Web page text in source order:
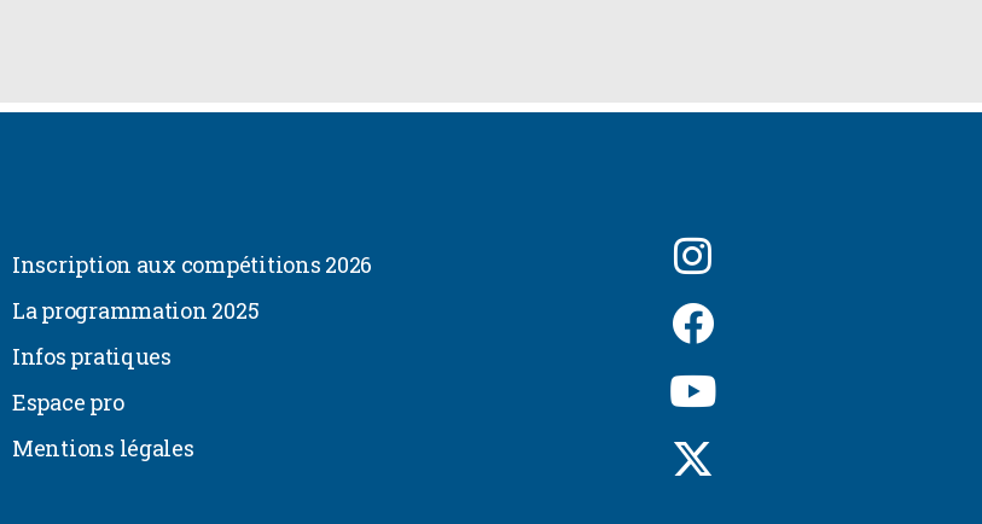
Inscription aux compétitions 2026
La programmation 2025
Infos pratiques
Espace pro
Mentions légales